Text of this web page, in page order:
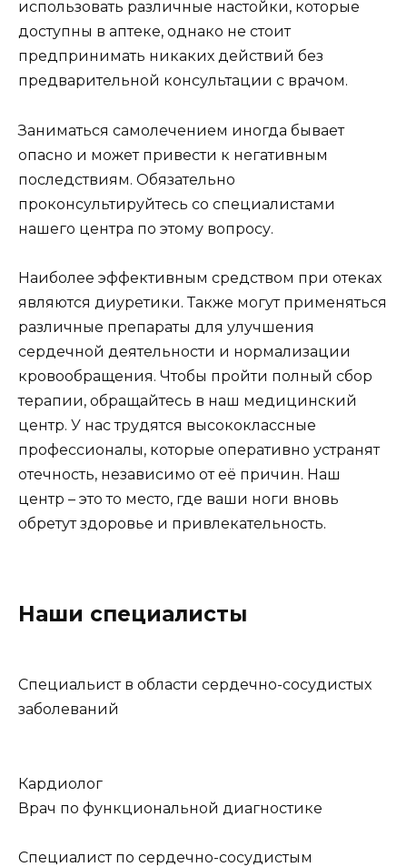
использовать различные настойки, которые
доступны в аптеке, однако не стоит
предпринимать никаких действий без
предварительной консультации с врачом.
Заниматься самолечением иногда бывает
опасно и может привести к негативным
последствиям. Обязательно
проконсультируйтесь со специалистами
нашего центра по этому вопросу.
Наиболее эффективным средством при отеках
являются диуретики. Также могут применяться
различные препараты для улучшения
сердечной деятельности и нормализации
кровообращения. Чтобы пройти полный сбор
терапии, обращайтесь в наш медицинский
центр. У нас трудятся высококлассные
профессионалы, которые оперативно устранят
отечность, независимо от её причин. Наш
центр – это то место, где ваши ноги вновь
обретут здоровье и привлекательность.
Наши специалисты
Специальист в области сердечно-сосудистых
заболеваний
Кардиолог
Врач по функциональной диагностике
Специалист по сердечно-сосудистым